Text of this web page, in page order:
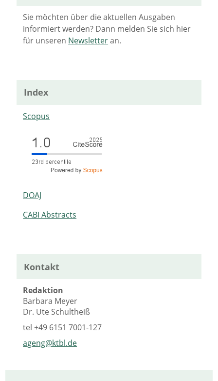
Sie möchten über die aktuellen Ausgaben
informiert werden? Dann melden Sie sich hier
für unseren Newsletteran.
Index
Scopus
DOAJ
CABI Abstracts
Kontakt
Redaktion
Barbara Meyer
Dr. Ute Schultheiß
tel+49 6151 7001-127
ageng@ktbl.de